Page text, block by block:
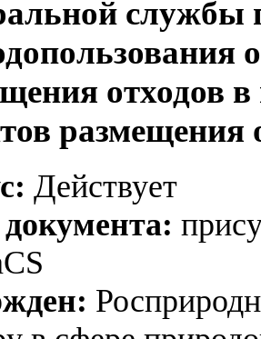
службы
отходов в
размещения
Действует